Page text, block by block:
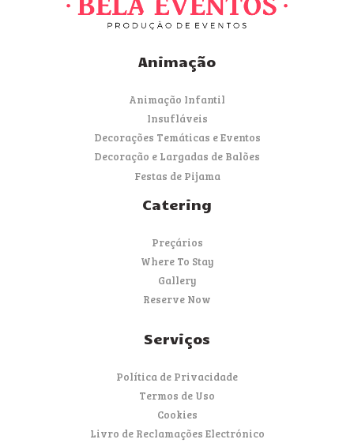
Animação
Animação Infantil
Insufláveis
Decorações Temáticas e Eventos
Decoração e Largadas de Balões
Festas de Pijama
Catering
Preçários
Where To Stay
Gallery
Reserve Now
Serviços
Política de Privacidade
Termos de Uso
Cookies
Livro de Reclamações Electrónico